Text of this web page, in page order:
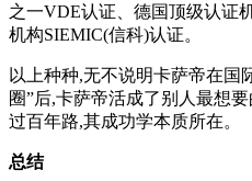
之一VDE认证、德国顶级认证
机构SIEMIC(信科)认证。
以上种种,无不说明卡萨帝在国
圈”后,卡萨帝活成了别人最想
过百年路,其成功学本质所在。
总结